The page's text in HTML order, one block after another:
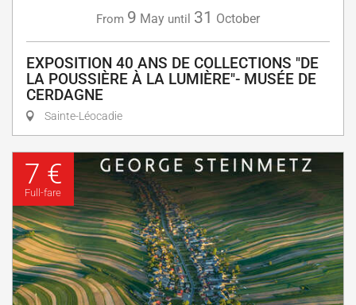
From 9 May until 31 October
EXPOSITION 40 ANS DE COLLECTIONS "DE
LA POUSSIÈRE À LA LUMIÈRE"- MUSÉE DE
CERDAGNE
Sainte-Léocadie
7 €
Full-fare